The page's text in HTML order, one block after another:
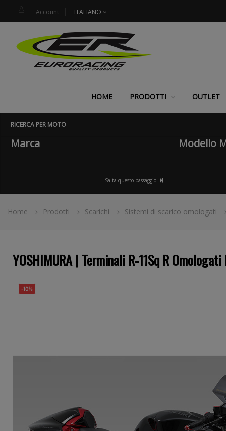
Account ITALIANO
HOME PRODOTTI OUTLET
RICERCA PER MOTO
Marca
Salta questo passaggio
Modello
Home Prodotti Scarichi Sistemi di scarico omologati
YOSHIMURA | Terminali R-11Sq R
-10%